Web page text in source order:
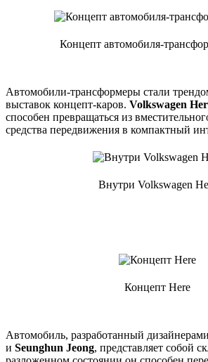
Концепт автомобиля-
Автомобили-трансформеры стали
выставок концепт-каров. Volkswagen
способен превращаться из
средства передвижения в компактный
Внутри Volkswagen
Концепт Here
Автомобиль, разработанный дизайнерами
и Seunghun Jeong, представляет собой